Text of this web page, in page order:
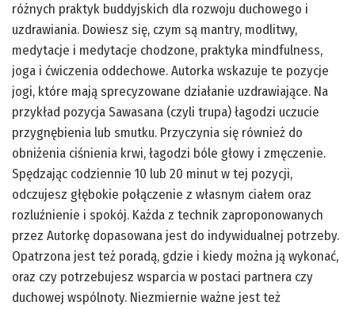
różnych praktyk buddyjskich dla rozwoju duchowego i
uzdrawiania. Dowiesz się, czym są mantry, modlitwy,
medytacje i medytacje chodzone, praktyka mindfulness,
joga i ćwiczenia oddechowe. Autorka wskazuje te pozycje
jogi, które mają sprecyzowane działanie uzdrawiające. Na
przykład pozycja Sawasana (czyli trupa) łagodzi uczucie
przygnębienia lub smutku. Przyczynia się również do
obniżenia ciśnienia krwi, łagodzi bóle głowy i zmęczenie.
Spędzając codziennie 10 lub 20 minut w tej pozycji,
odczujesz głębokie połączenie z własnym ciałem oraz
rozluźnienie i spokój. Każda z technik zaproponowanych
przez Autorkę dopasowana jest do indywidualnej potrzeby.
Opatrzona jest też poradą, gdzie i kiedy można ją wykonać,
oraz czy potrzebujesz wsparcia w postaci partnera czy
duchowej wspólnoty. Niezmiernie ważne jest też